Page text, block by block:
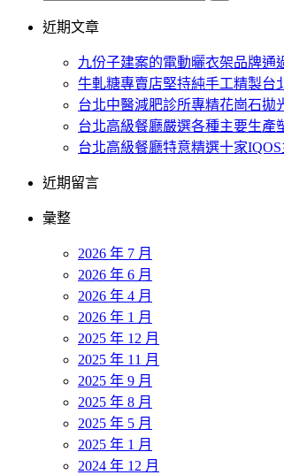
近期文章
九份子建案的電動曬衣架品牌通
牛軋糖專賣店堅持純手工精製台
台北中醫減肥診所專精花崗石拋
台北高級餐廳嚴選各種主要生產
台北高級餐廳特意精選十家
近期留言
彙整
2026 年 7 月
2026 年 6 月
2026 年 4 月
2026 年 1 月
2025 年 12 月
2025 年 11 月
2025 年 9 月
2025 年 8 月
2025 年 5 月
2025 年 1 月
2024 年 12 月